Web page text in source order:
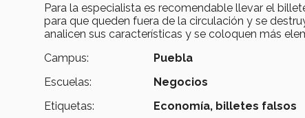
Para la especialista es recomendable llevar el
para que queden fuera de la circulación y se
analicen sus características y se coloquen más
Campus:
Puebla
Escuelas:
Negocios
Etiquetas:
Economía, billetes falsos